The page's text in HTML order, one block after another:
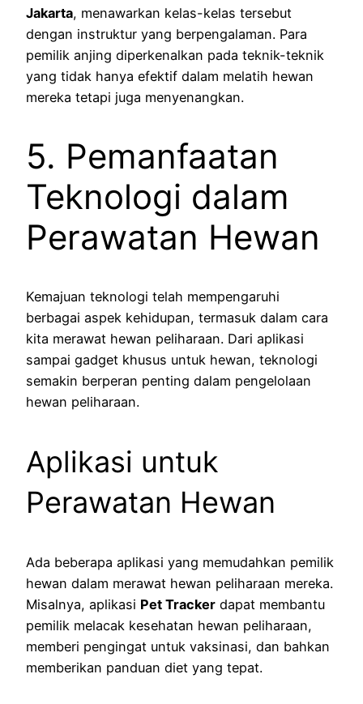
Jakarta, menawarkan kelas-kelas tersebut
dengan instruktur yang berpengalaman. Para
pemilik anjing diperkenalkan pada teknik-teknik
yang tidak hanya efektif dalam melatih hewan
mereka tetapi juga menyenangkan.
5. Pemanfaatan
Teknologi dalam
Perawatan Hewan
Kemajuan teknologi telah mempengaruhi
berbagai aspek kehidupan, termasuk dalam cara
kita merawat hewan peliharaan. Dari aplikasi
sampai gadget khusus untuk hewan, teknologi
semakin berperan penting dalam pengelolaan
hewan peliharaan.
Aplikasi untuk
Perawatan Hewan
Ada beberapa aplikasi yang memudahkan pemilik
hewan dalam merawat hewan peliharaan mereka.
Misalnya, aplikasi Pet Tracker dapat membantu
pemilik melacak kesehatan hewan peliharaan,
memberi pengingat untuk vaksinasi, dan bahkan
memberikan panduan diet yang tepat.